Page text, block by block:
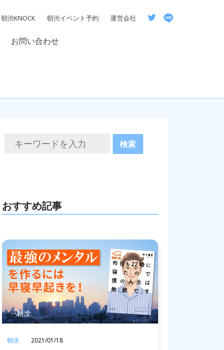
朝渋KNOCK 朝渋イベント予約 運営会社
お問い合わせ
おすすめ記事
朝活2021/01/18